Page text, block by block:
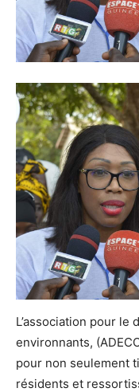
L’association pour le
environnants,
pour non seulement
résidents et